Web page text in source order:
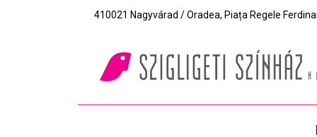
410021 Nagyvárad / Oradea, Piața Regele